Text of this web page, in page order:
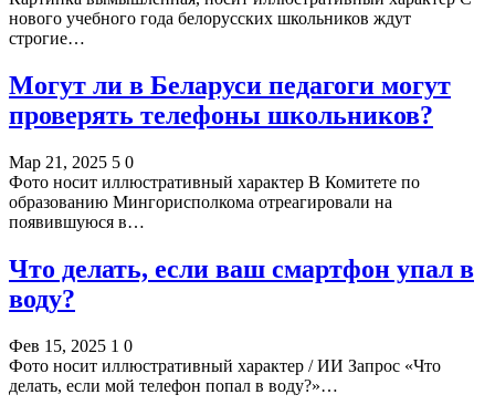
нового учебного года белорусских школьников ждут
строгие…
Могут ли в Беларуси педагоги могут
проверять телефоны школьников?
Мар 21, 2025 5 0
Фото носит иллюстративный характер В Комитете по
образованию Мингорисполкома отреагировали на
появившуюся в…
Что делать, если ваш смартфон упал в
воду?
Фев 15, 2025 1 0
Фото носит иллюстративный характер / ИИ Запрос «Что
делать, если мой телефон попал в воду?»…